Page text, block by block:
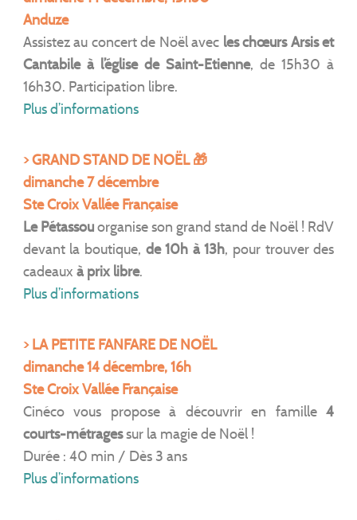
Anduze
Assistez au concert de Noël avec les chœurs Arsis et
Cantabile à l’église de Saint-Etienne, de 15h30 à
16h30. Participation libre.
Plus d’informations
> GRAND STAND DE NOËL 🎁
dimanche 7 décembre
Ste Croix Vallée Française
Le Pétassouorganise son grand stand de Noël ! RdV
devant la boutique, de 10h à 13h, pour trouver des
cadeaux à prix libre.
Plus d’informations
> LA PETITE FANFARE DE NOËL
dimanche 14 décembre, 16h
Ste Croix Vallée Française
Cinéco vous propose à découvrir en famille4
courts-métragessur la magie de Noël !
Durée : 40 min / Dès 3 ans
Plus d’informations